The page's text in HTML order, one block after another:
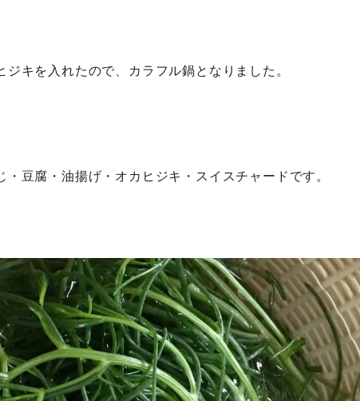
ジキを入れたので、カラフル鍋となりました。
・豆腐・油揚げ・オカヒジキ・スイスチャードです。